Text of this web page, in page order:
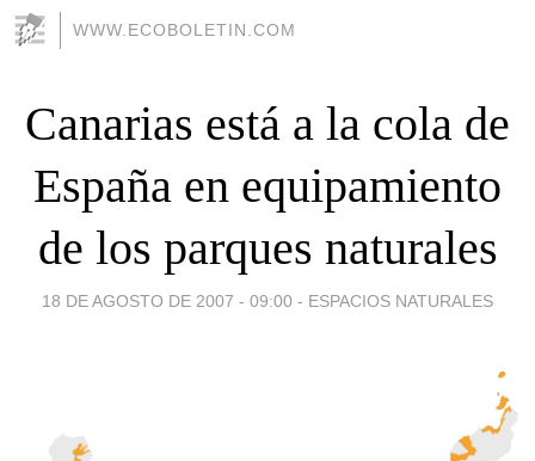
WWW.ECOBOLETIN.COM
Canarias está a la cola de
España en equipamiento
de los parques naturales
18 DE AGOSTO DE 2007 - 09:00 - ESPACIOS NATURALES